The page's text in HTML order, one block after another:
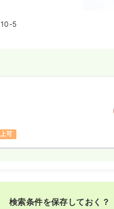
5
可
検索条件を保存しておく？